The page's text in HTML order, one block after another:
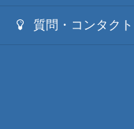
質問・コンタクト